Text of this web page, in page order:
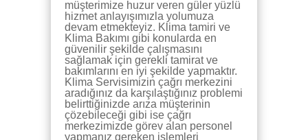
müşterimize huzur veren güler yüzlü
hizmet anlayışımızla yolumuza
devam etmekteyiz. Klima tamiri ve
Klima Bakımı gibi konularda en
güvenilir şekilde çalışmasını
sağlamak için gerekli tamirat ve
bakımlarını en iyi şekilde yapmaktır.
Klima Servisimizin çağrı merkezini
aradığınız da karşılaştığınız problemi
belirttiğinizde arıza müşterinin
çözebileceği gibi ise çağrı
merkezimizde görev alan personel
yapmanız gereken işlemleri